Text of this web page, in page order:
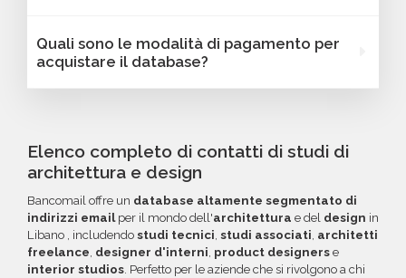
e personalizzare le tue campagne B2B.
numero di dipendenti, fatturato, forma
giuridica o altri criteri specifici. Se online non
trovi la configurazione che cerchi, contatta il
campagna.
database email Architetti - studi - Libano. Se
riscontri indirizzi email non validi entro 60
giorni dall'acquisto, potrai richiedere un
email inesistenti o DNS errati.
Quali sono le modalità di pagamento per
acquistare il database?
i circuiti protetti Banca Sella e PayPal. Inoltre,
per acquisti voluminosi, è possibile acquistare
maggiori informazioni su come sfruttare
questa opzione.
Elenco completo di contatti di studi di
architettura e design
Bancomail offre un database altamente segmentato di
indirizzi emailper il mondo dell'architettura e del design in
Libano , includendo studi tecnici, studi associati, architetti
freelance, designer d'interni, product designers e
interior studios. Perfetto per le aziende che si rivolgono a chi